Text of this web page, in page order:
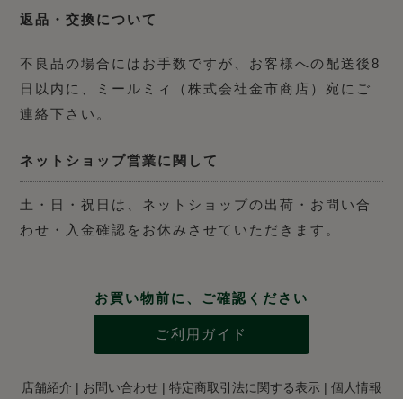
返品・交換について
不良品の場合にはお手数ですが、お客様への配送後8
日以内に、ミールミィ（株式会社金市商店）宛にご
連絡下さい。
ネットショップ営業に関して
土・日・祝日は、ネットショップの出荷・お問い合
わせ・入金確認をお休みさせていただきます。
お買い物前に、ご確認ください
ご利用ガイド
店舗紹介 お問い合わせ 特定商取引法に関する表示 個人情報